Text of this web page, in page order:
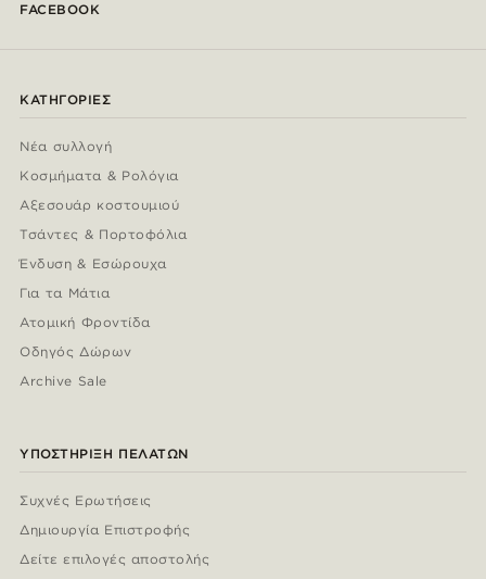
FACEBOOK
ΚΑΤΗΓΟΡΊΕΣ
Νέα συλλογή
Κοσμήματα & Ρολόγια
Αξεσουάρ κοστουμιού
Τσάντες & Πορτοφόλια
Ένδυση & Εσώρουχα
Για τα Μάτια
Ατομική Φροντίδα
Οδηγός Δώρων
Archive Sale
ΥΠΟΣΤΉΡΙΞΗ ΠΕΛΑΤΏΝ
Συχνές Ερωτήσεις
Δημιουργία Επιστροφής
Δείτε επιλογές αποστολής